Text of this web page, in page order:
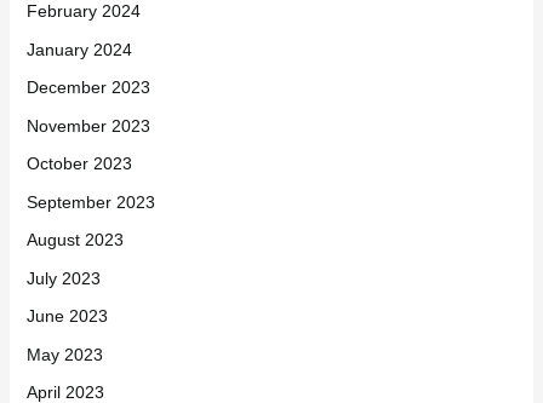
February 2024
January 2024
December 2023
November 2023
October 2023
September 2023
August 2023
July 2023
June 2023
May 2023
April 2023